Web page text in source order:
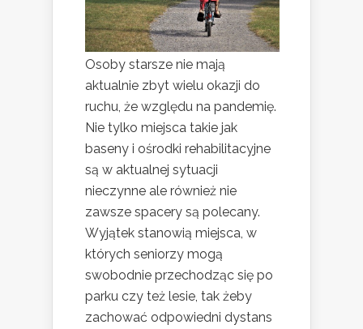
Osoby starsze nie mają
aktualnie zbyt wielu okazji do
ruchu, że względu na pandemię.
Nie tylko miejsca takie jak
baseny i ośrodki rehabilitacyjne
są w aktualnej sytuacji
nieczynne ale również nie
zawsze spacery są polecany.
Wyjątek stanowią miejsca, w
których seniorzy mogą
swobodnie przechodząc się po
parku czy też lesie, tak żeby
zachować odpowiedni dystans